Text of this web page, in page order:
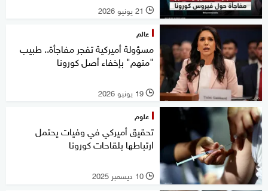
l 21 يونيو 2026
عالم
مسؤولة أميركية تفجر مفاجأة.. طبيب
"متهم" بإخفاء أصل كورونا
l 19 يونيو 2026
علوم
تحقيق أميركي في وفيات يحتمل
ارتباطها بلقاحات كورونا
l 10 ديسمبر 2025